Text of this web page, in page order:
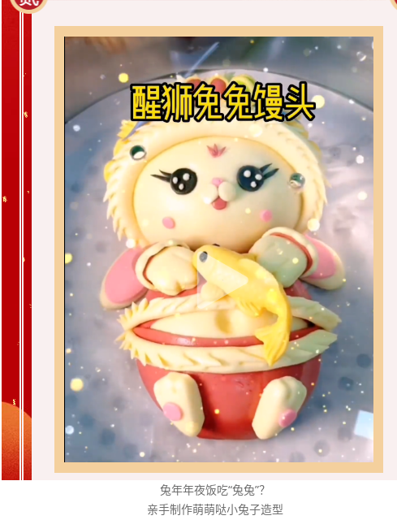
兔年年夜饭吃“兔兔”？
亲手制作萌萌哒小兔子造型